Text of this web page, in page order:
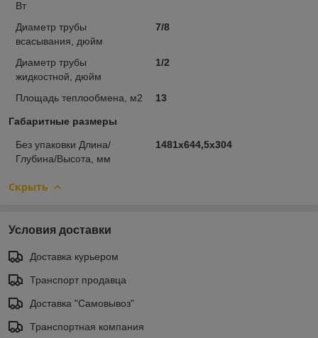
Вт
Диаметр трубы
всасывания, дюйм
7/8
Диаметр трубы
жидкостной, дюйм
1/2
Площадь теплообмена, м2 13
Габаритные размеры
Без упаковки Длина/
Глубина/Высота, мм
1481х644,5х304
Скрыть
Условия доставки
Доставка курьером
Транспорт продавца
Доставка "Самовывоз"
Транспортная компания